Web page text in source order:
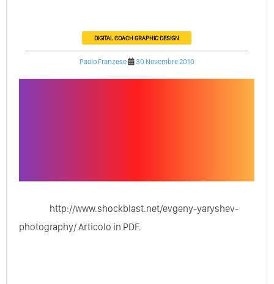
DIGITAL COACHGRAPHIC DESIGN
Paolo Franzese 30 Novembre 2010
http://www.shockblast.net/evgeny-yaryshev-
photography/ Articolo in PDF.